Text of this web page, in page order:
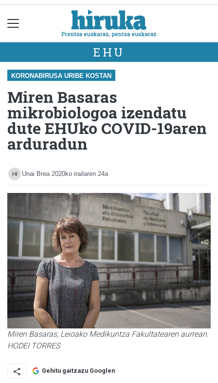
EHU
KORONABIRUSA URIBE KOSTAN
Miren Basaras
mikrobiologoa izendatu
dute EHUko COVID-19aren
arduradun
Unai Brea 2020ko irailaren 24a
Miren Basaras, Leioako Medikuntza Fakultatearen aurrean.
HODEI TORRES
Gehitu gaitzazu Googlen